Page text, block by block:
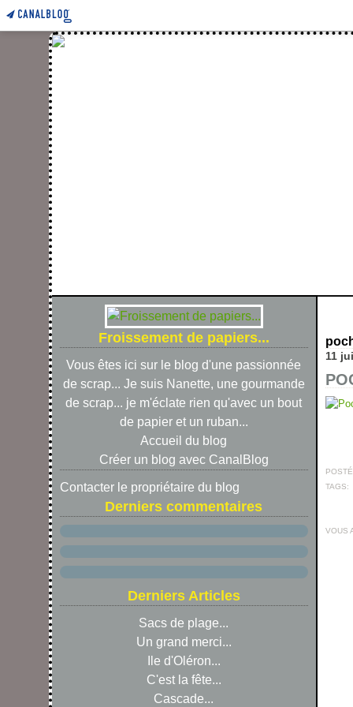
Froissement de papiers...
Vous êtes ici sur le blog d'une passionnée
de scrap... Je suis Nanette, une gourmande
de scrap... je m'éclate rien qu'avec un bout
de papier et un ruban...
Accueil du blog
Créer un blog avec CanalBlog
Contacter le propriétaire du blog
Derniers commentaires
Derniers Articles
Sacs de plage...
Un grand merci...
Ile d'Oléron...
C'est la fête...
Cascade...
11
TAGS:
VOUS